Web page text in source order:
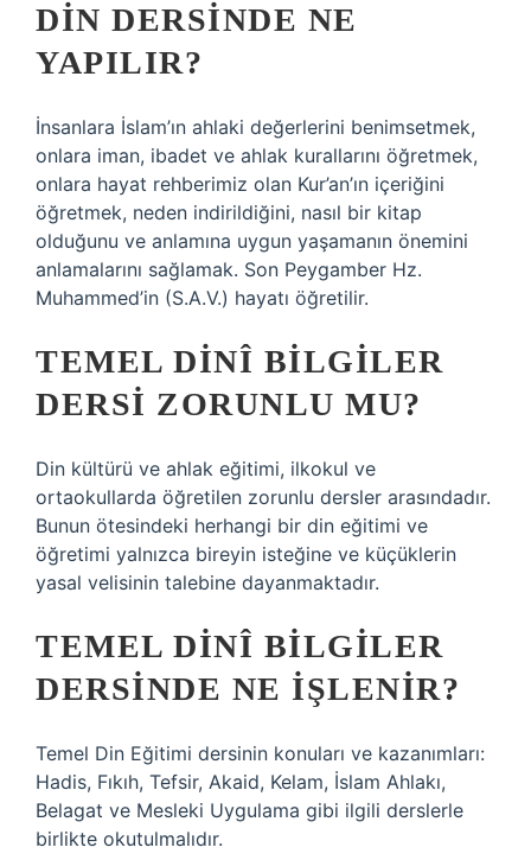
DIN DERSINDE NE
YAPILIR?
İnsanlara İslam’ın ahlaki değerlerini benimsetmek,
onlara iman, ibadet ve ahlak kurallarını öğretmek,
onlara hayat rehberimiz olan Kur’an’ın içeriğini
öğretmek, neden indirildiğini, nasıl bir kitap
olduğunu ve anlamına uygun yaşamanın önemini
anlamalarını sağlamak. Son Peygamber Hz.
Muhammed’in (S.A.V.) hayatı öğretilir.
TEMEL DINÎ BILGILER
DERSI ZORUNLU MU?
Din kültürü ve ahlak eğitimi, ilkokul ve
ortaokullarda öğretilen zorunlu dersler arasındadır.
Bunun ötesindeki herhangi bir din eğitimi ve
öğretimi yalnızca bireyin isteğine ve küçüklerin
yasal velisinin talebine dayanmaktadır.
TEMEL DINÎ BILGILER
DERSINDE NE IŞLENIR?
Temel Din Eğitimi dersinin konuları ve kazanımları:
Hadis, Fıkıh, Tefsir, Akaid, Kelam, İslam Ahlakı,
Belagat ve Mesleki Uygulama gibi ilgili derslerle
birlikte okutulmalıdır.